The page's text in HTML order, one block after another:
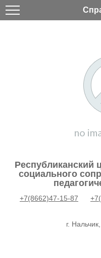
Республиканский
социального
+7(8662)47-15-87
г.